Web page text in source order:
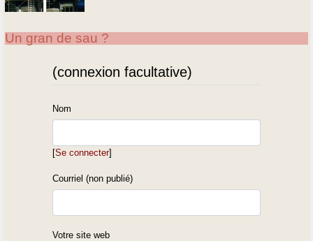
Un gran de sau ?
(connexion facultative)
Nom
[Se connecter]
Courriel (non publié)
Votre site web